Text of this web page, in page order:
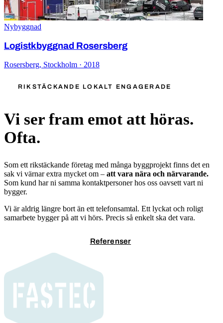
Nybyggnad
Logistkbyggnad Rosersberg
Rosersberg, Stockholm · 2018
RIKSTÄCKANDE LOKALT ENGAGERADE
Vi ser fram emot att höras.
Ofta.
Som ett rikstäckande företag med många byggprojekt finns det en
sak vi värnar extra mycket om – att vara nära och närvarande.
Som kund har ni samma kontaktpersoner hos oss oavsett vart ni
bygger.
Vi är aldrig längre bort än ett telefonsamtal. Ett lyckat och roligt
samarbete bygger på att vi hörs. Precis så enkelt ska det vara.
Referenser